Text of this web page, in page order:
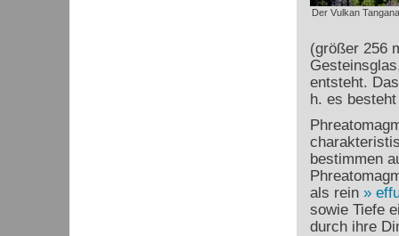
Der Vulkan
(größer 256
entsteht.
h. es
bestimmen
als rein
sowie Tiefe
durch ihre